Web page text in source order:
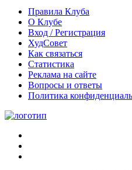
Правила Клуба
О Клубе
Вход / Регистрация
ХудСовет
Как связаться
Статистика
Реклама на сайте
Вопросы и ответы
Политика